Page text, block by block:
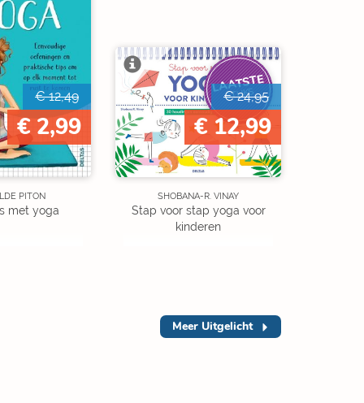
€ 12,49
€ 2,99
PITON
met yoga
LAATSTE
STUKS
€ 24,95
€ 12,99
SHOBANA-R. VINAY
Stap voor stap yoga voor
kinderen
Meer Uitgelicht